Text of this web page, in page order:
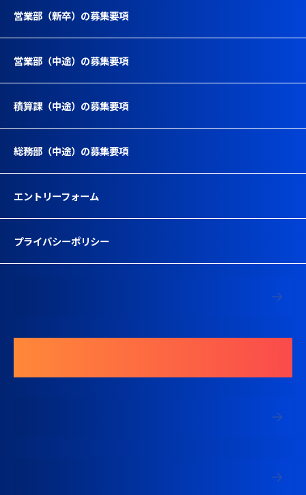
営業部（新卒）の募集要項
営業部（中途）の募集要項
積算課（中途）の募集要項
総務部（中途）の募集要項
エントリーフォーム
プライバシーポリシー